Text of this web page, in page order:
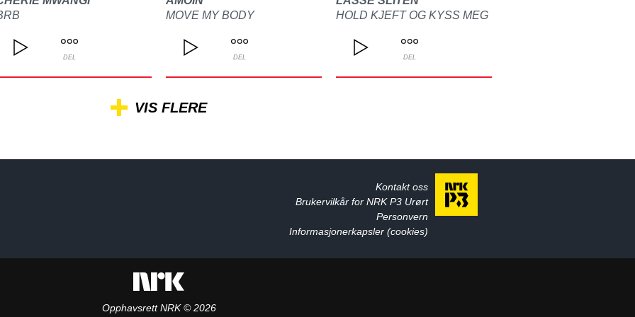
DEL
MOVE MY BODY
DEL
HOLD KJEFT OG KYSS MEG
DEL
VIS FLERE
Kontakt oss
Brukervilkår for NRK P3 Urørt
Personvern
Informasjonerkapsler (cookies)
Opphavsrett NRK © 2026